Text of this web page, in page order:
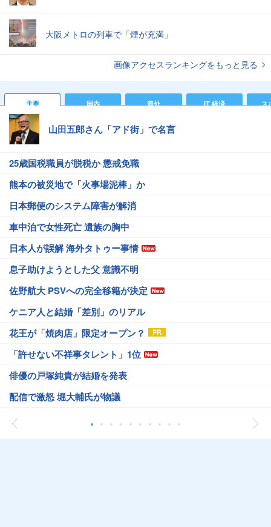
大阪メトロの列車で「煙が充満」
画像アクセスランキングをもっと見る
主要 国内 海外 IT 経済 ス
山田五郎さん「アド街」で名言
25歳国税職員が脱税か 懲戒免職
熊本の被災地で「火事場泥棒」か
日本郵便のシステム障害が解消
車中泊で女性死亡 遺族の胸中
日本人が誤解 海外タトゥー事情
息子助けようとした父 意識不明
佐野航大 PSVへの完全移籍が決定
ケニア人と結婚「差別」のリアル
花王が「焼肉店」限定オープン？
「許せない不祥事タレント」1位
俳優の戸塚純貴が結婚を発表
配信で激怒 堀大輔氏が物議